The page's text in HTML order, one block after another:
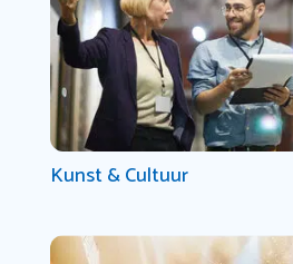
Kunst & Cultuur